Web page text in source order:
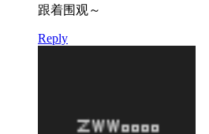
跟着围观～
Reply